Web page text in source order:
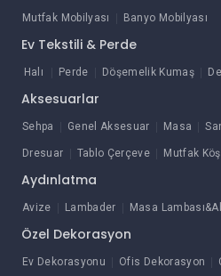
Mutfak Mobilyası Banyo Mobilyası
Ev Tekstili & Perde
Halı Perde Döşemelik Kumaş
Aksesuarlar
Sehpa Genel Aksesuar Masa
Dresuar Tablo Çerçeve Mutfak
Aydınlatma
Avize Lambader Masa
Özel Dekorasyon
Ev Dekorasyonu Ofis Dekorasyon